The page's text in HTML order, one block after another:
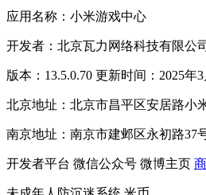
应用名称：小米游戏中心
开发者：北京瓦力网络科技有限公
版本：13.5.0.70 更新时间：2025年3
北京地址：北京市昌平区安居路小
南京地址：南京市建邺区永初路37
开发者平台 微信公众号 微博主页